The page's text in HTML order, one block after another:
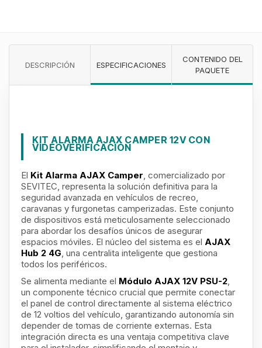
DESCRIPCIÓN ESPECIFICACIONES
CONTENIDO DEL
PAQUETE
KIT ALARMA AJAX CAMPER 12V CON
VIDEOVERIFICACIÓN
El Kit Alarma AJAX Camper, comercializado por
SEVITEC, representa la solución definitiva para la
seguridad avanzada en vehículos de recreo,
caravanas y furgonetas camperizadas. Este conjunto
de dispositivos está meticulosamente seleccionado
para abordar los desafíos únicos de asegurar
espacios móviles. El núcleo del sistema es el AJAX
Hub 2 4G, una centralita inteligente que gestiona
todos los periféricos.
Se alimenta mediante el Módulo AJAX 12V PSU-2,
un componente técnico crucial que permite conectar
el panel de control directamente al sistema eléctrico
de 12 voltios del vehículo, garantizando autonomía sin
depender de tomas de corriente externas. Esta
integración directa es una ventaja competitiva clave